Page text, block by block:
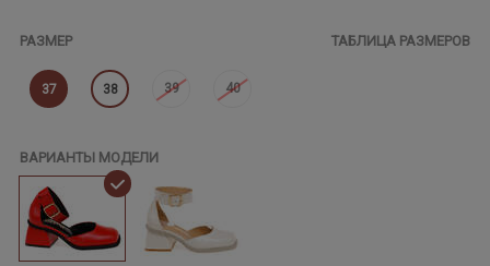
РАЗМЕР ТАБЛИЦА РАЗМЕРОВ
37 38 39 40
ВАРИАНТЫ МОДЕЛИ